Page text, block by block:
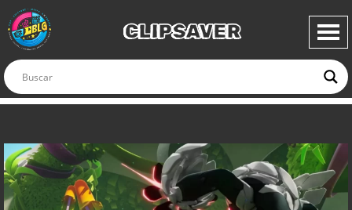
CLIPSAVER